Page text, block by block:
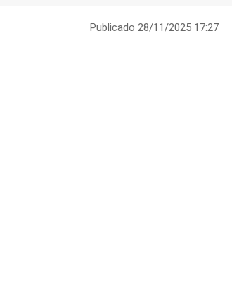
Publicado 28/11/2025 17:27